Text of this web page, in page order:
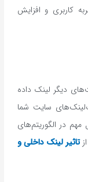
کاربری و افزایش
دیگر لینک داده
سایت شما
در الگوریتم‌های
تاثیر لینک داخلی و